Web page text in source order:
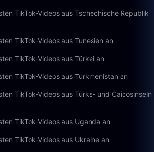
TikTok-Videos aus Tschechische Republik
TikTok-Videos aus Tunesien an
TikTok-Videos aus Türkei an
TikTok-Videos aus Turkmenistan an
TikTok-Videos aus Turks- und Caicosinseln
TikTok-Videos aus Uganda an
TikTok-Videos aus Ukraine an